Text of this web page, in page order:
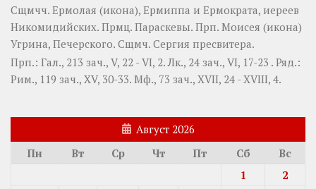
Сщмчч. Ермолая (икона), Ермиппа и Ермократа, иереев
Никомидийских. Прмц. Параскевы. Прп. Моисея (икона)
Угрина, Печерского. Сщмч. Сергия пресвитера.
Прп.: Гал., 213 зач., V, 22 - VI, 2. Лк., 24 зач., VI, 17-23 . Ряд.:
Рим., 119 зач., XV, 30-33. Мф., 73 зач., XVII, 24 - XVIII, 4.
Август 2026
Пн
Вт Ср Чт Пт Сб
Вс
1
2